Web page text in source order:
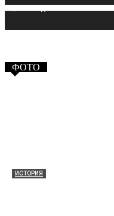
ФОТО
ИСТОРИЯ